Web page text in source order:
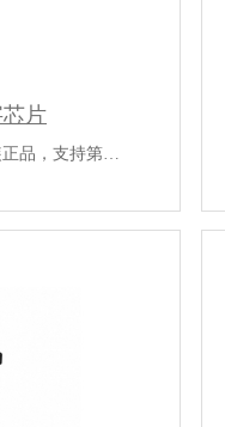
芯片
正品，支持第…